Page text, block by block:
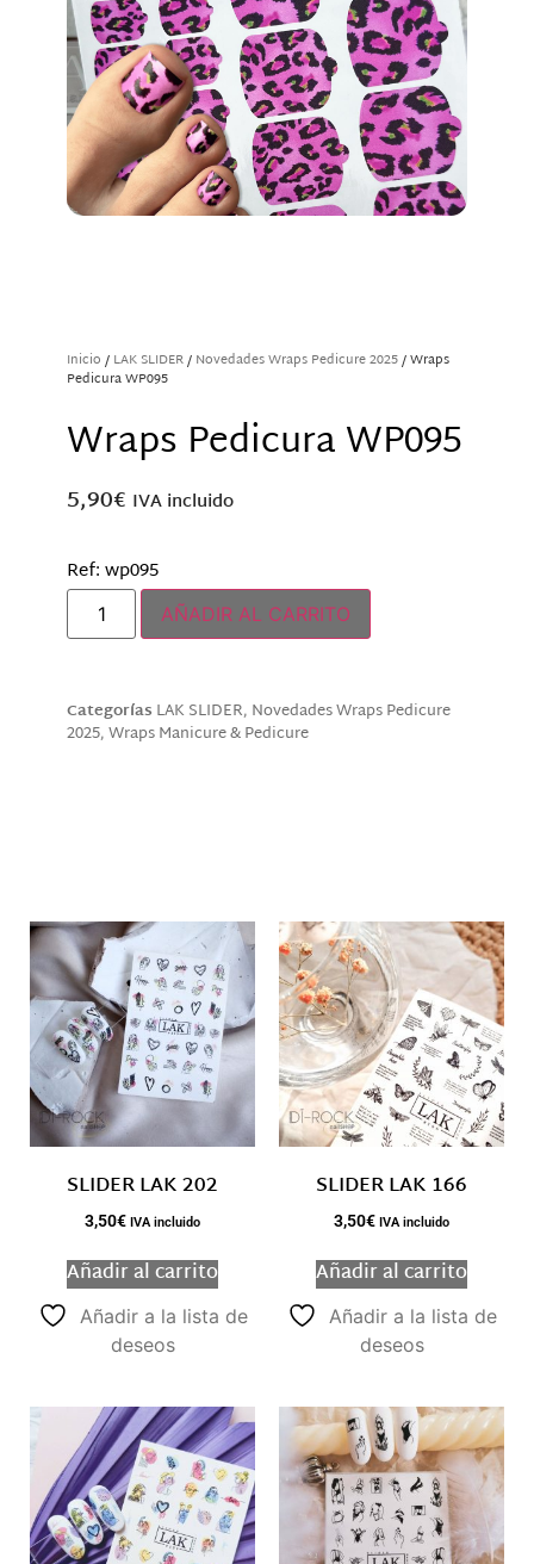
Inicio / LAK SLIDER/ Novedades Wraps Pedicure 2025/ Wraps
Pedicura WP095
Wraps Pedicura WP095
5,90€ IVA incluido
Ref: wp095
AÑADIR AL CARRITO
Categorías LAK SLIDER, Novedades Wraps Pedicure
2025,Wraps Manicure & Pedicure
SLIDER LAK 202
3,50€ IVA incluido
Añadir al carrito
Añadir a la lista de
deseos
SLIDER LAK 166
3,50€ IVA incluido
Añadir al carrito
Añadir a la lista de
deseos